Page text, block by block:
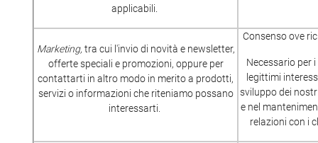
applicabili.
Marketing, tra cui l'invio di novità e newsletter,
offerte speciali e promozioni, oppure per
contattarti in altro modo in merito a prodotti,
servizi o informazioni che riteniamo possano
interessarti.
Consenso ove
Necessario per
legittimi
sviluppo dei
e nel
relazioni con i